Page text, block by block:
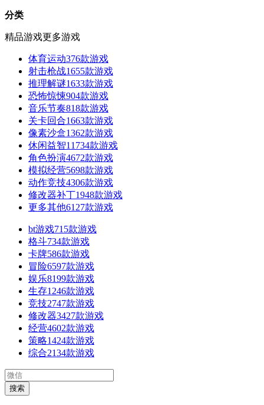
分类
精品游戏更多游戏
体育运动376款游戏
射击枪战1655款游戏
推理解谜1633款游戏
恐怖惊悚904款游戏
音乐节奏818款游戏
关卡回合1663款游戏
像素沙盒1362款游戏
休闲益智11734款游戏
角色扮演4672款游戏
模拟经营5698款游戏
动作竞技4306款游戏
修改器补丁1948款游戏
更多其他6127款游戏
bt游戏715款游戏
格斗734款游戏
卡牌586款游戏
冒险6597款游戏
娱乐8199款游戏
生存1246款游戏
竞技2747款游戏
修改器3427款游戏
经营4602款游戏
策略1424款游戏
综合2134款游戏